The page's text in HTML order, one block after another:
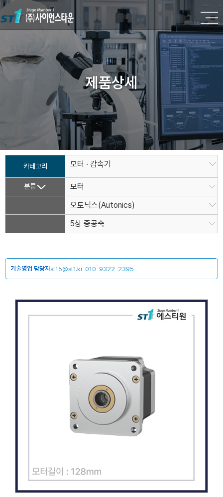
제품상세
카테고리 모터 · 감속기
분류
모터
오토닉스(Autonics)
5상 중공축
기술영업 담당자st15@st1.kr 010-9322-2395